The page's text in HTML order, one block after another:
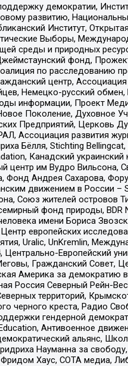
демократии,
развитию,
Институт,
Выборы,
среды и природных
фонд,
по расследованию
центр,
Немецко-русский
информации, Проект
Поколение, Духовное
Предприятий, Церковь
Ассоциация развития
Бёлля, Stichting
Канадский
центр им Вудро Вильсона,
Фонд Андрея Сахарова,
движением в России –
Союз жителей островов
фонд природы,
имени Бориса
европейских
Uralic, UnKremlin,
Центрально-Европейский
Гражданский Совет,
Америка за демократию
Россия Северный Рейн-
территорий,
черного креста, Радио
гендерной
Антивоенное
альянс,
Науманна за
Хаус, СОТА медиа,